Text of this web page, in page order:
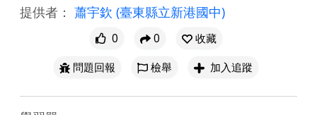
提供者： 蕭宇欽 (臺東縣立新港國中)
0 0
收藏
問題回報
檢舉 加入追蹤